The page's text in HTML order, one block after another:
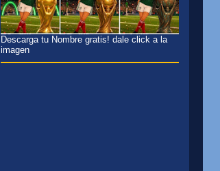
Descarga tu Nombre gratis! dale click a la
imagen